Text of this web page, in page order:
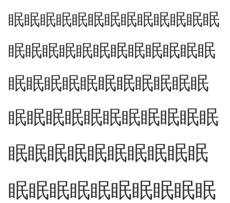
眠眠眠眠眠眠眠眠眠眠眠眠眠
眠眠眠眠眠眠眠眠眠眠眠眠
眠眠眠眠眠眠眠眠眠眠眠
眠眠眠眠眠眠眠眠眠眠眠
眠眠眠眠眠眠眠眠眠眠
眠眠眠眠眠眠眠眠眠眠